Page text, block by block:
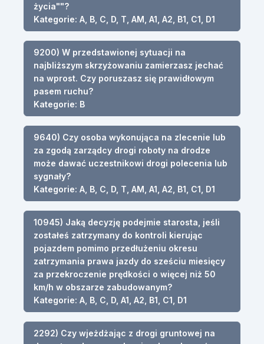
życia""?
Kategorie: A, B, C, D, T, AM, A1, A2, B1, C1, D1
9200) W przedstawionej sytuacji na
najbliższym skrzyżowaniu zamierzasz jechać
na wprost. Czy poruszasz się prawidłowym
pasem ruchu?
Kategorie: B
9640) Czy osoba wykonująca na zlecenie lub
za zgodą zarządcy drogi roboty na drodze
może dawać uczestnikowi drogi polecenia lub
sygnały?
Kategorie: A, B, C, D, T, AM, A1, A2, B1, C1, D1
10945) Jaką decyzję podejmie starosta, jeśli
zostałeś zatrzymany do kontroli kierując
pojazdem pomimo przedłużeniu okresu
zatrzymania prawa jazdy do sześciu miesięcy
za przekroczenie prędkości o więcej niż 50
km/h w obszarze zabudowanym?
Kategorie: A, B, C, D, A1, A2, B1, C1, D1
2292) Czy wjeżdżając z drogi gruntowej na